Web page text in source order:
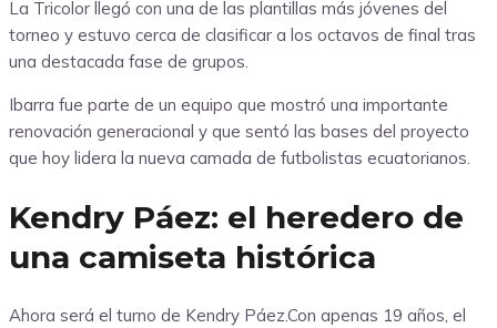
La Tricolor llegó con una de las plantillas más jóvenes del
torneo y estuvo cerca de clasificar a los octavos de final tras
una destacada fase de grupos.
Ibarra fue parte de un equipo que mostró una importante
renovación generacional y que sentó las bases del proyecto
que hoy lidera la nueva camada de futbolistas ecuatorianos.
Kendry Páez: el heredero de
una camiseta histórica
Ahora será el turno de Kendry Páez.Con apenas 19 años, el